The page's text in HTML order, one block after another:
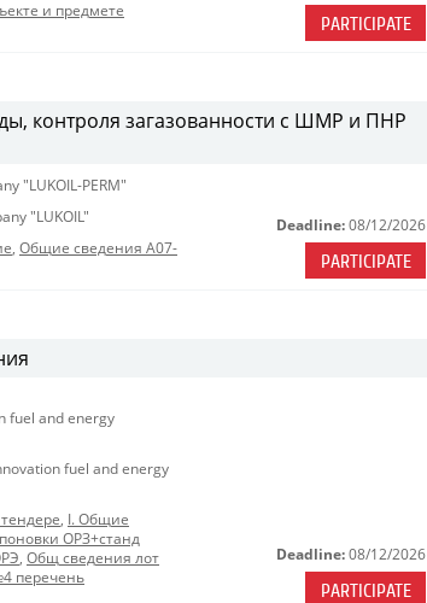
и предмете
PARTICIPATE
контроля загазованности с ШМР и ПНР
"LUKOIL-PERM"
"LUKOIL"
, Общие сведения A07-
Deadline: 08/12/2026
PARTICIPATE
fuel and energy
fuel and energy
, I. Общие
ОРЗ+станд
, Общ сведения лот
перечень
Deadline: 08/12/2026
PARTICIPATE